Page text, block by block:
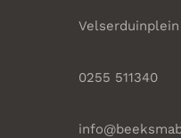
Velserduinplein 1,
0255 511340